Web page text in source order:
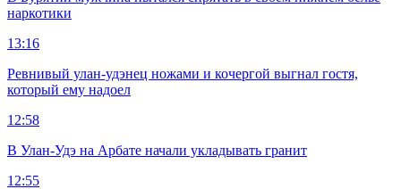
наркотики
13:16
Ревнивый улан-удэнец ножами и кочергой выгнал гостя,
который ему надоел
12:58
В Улан-Удэ на Арбате начали укладывать гранит
12:55